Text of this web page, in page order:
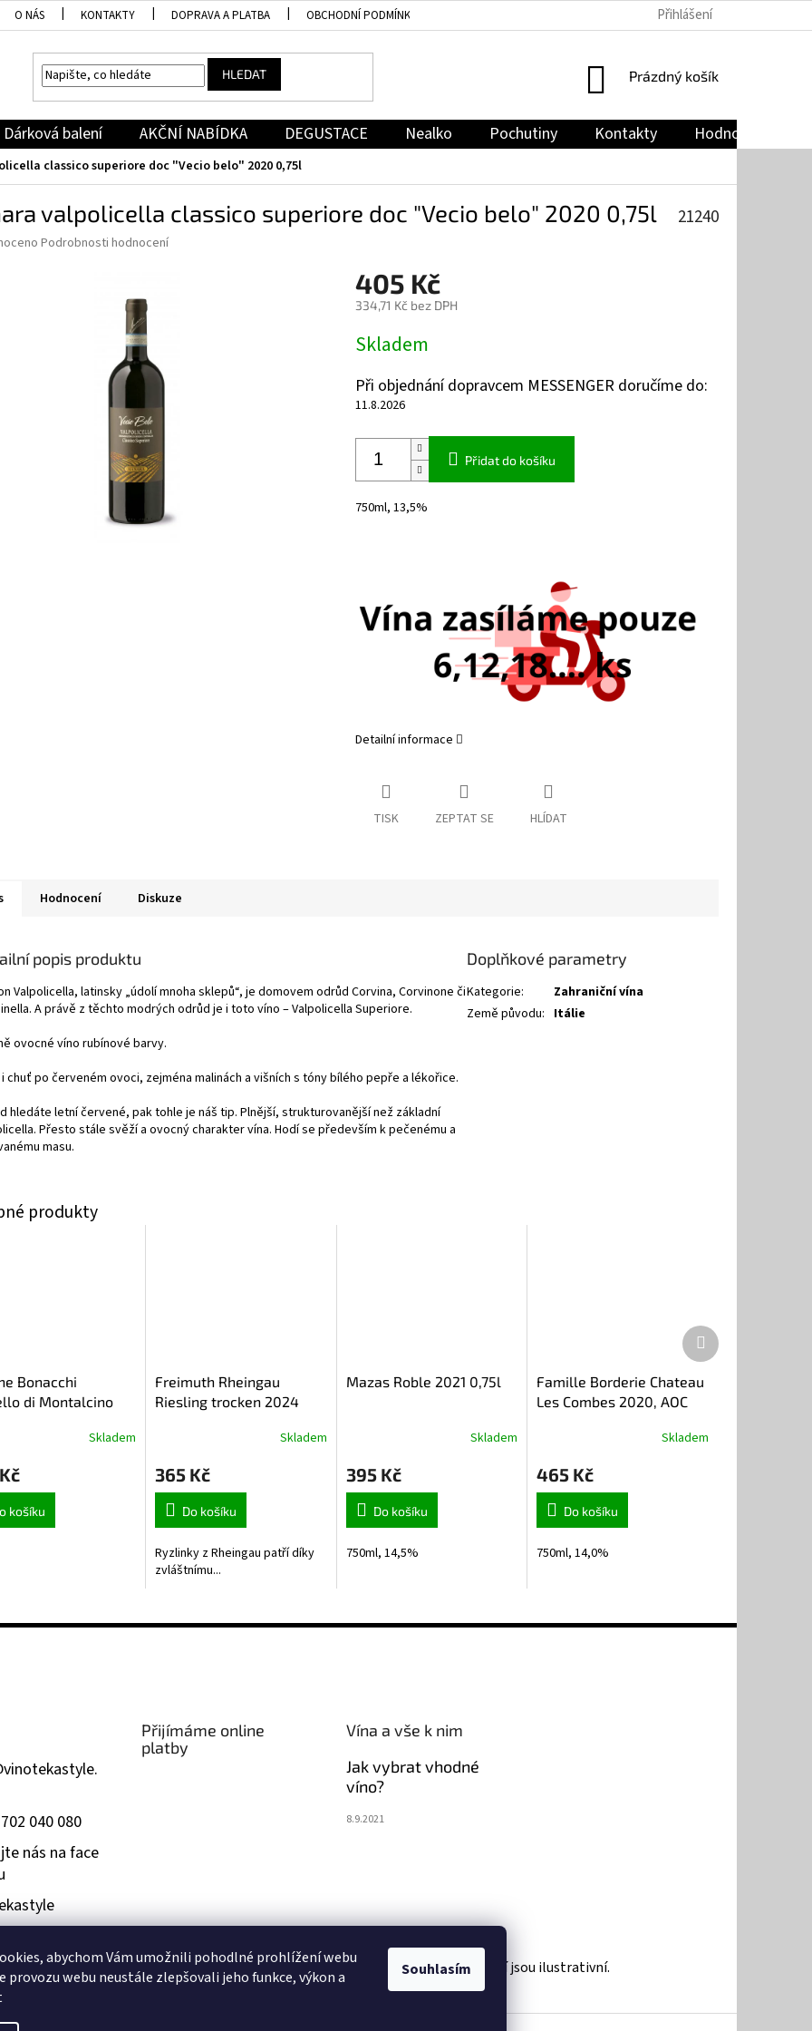
abychom Vám umožnili pohodlné prohlížení webu
provozu webu neustále zlepšovali jeho funkce, výkon a
Souhlasím
O NÁS KONTAKTY DOPRAVA A PLATBA OBCHODNÍ PODMÍNKY JAK NAKUPOVAT
Přihlášení
HLEDAT
NÁKUPNÍ
Prázdný košík
Dárková balení AKČNÍ NABÍDKA DEGUSTACE Nealko Pochutiny Kontakty Hodnocení
classico superiore doc "Vecio belo" 2020 0,75l
valpolicella classico superiore doc "Vecio belo" 2020 0,75l 21240
Podrobnosti hodnocení
405 Kč
334,71 Kč bez DPH
cena:
Skladem
Při objednání dopravcem MESSENGER doručíme do:
11.8.2026
Přidat do košíku
750ml, 13,5%
Detailní informace
TISK ZEPTAT SE HLÍDAT
Hodnocení Diskuze
popis produktu
Valpolicella, latinsky „údolí mnoha sklepů“, je domovem odrůd Corvina, Corvinone či
A právě z těchto modrých odrůd je i toto víno – Valpolicella Superiore.
ovocné víno rubínové barvy.
i chuť po červeném ovoci, zejména malinách a višních s tóny bílého pepře a lékořice.
hledáte letní červené, pak tohle je náš tip. Plnější, strukturovanější než základní
Přesto stále svěží a ovocný charakter vína. Hodí se především k pečenému a
masu.
Doplňkové parametry
Kategorie:
Zahraniční vína
Země původu: Itálie
Bonacchi
di Montalcino
Skladem
košíku
Freimuth Rheingau
Riesling trocken 2024
Skladem
365 Kč
Do košíku
Ryzlinky z Rheingau patří díky
zvláštnímu...
Mazas Roble 2021 0,75l
Skladem
395 Kč
Do košíku
750ml, 14,5%
Famille Borderie Chateau
Les Combes 2020, AOC
Skladem
465 Kč
Do košíku
750ml, 14,0%
Další
produkt
vinotekastyle.
040 080
nás na face
Přijímáme online
platby
Vína a vše k nim
Jak vybrat vhodné
víno?
8.9.2021
18 let. Při převzetí zboží bude ověřen váš věk. Fotografie produktů a zboží jsou ilustrativní.